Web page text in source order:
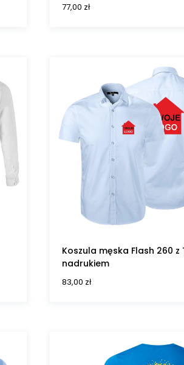
77,00 zł
Koszula męska Flash 260 z
nadrukiem
83,00 zł